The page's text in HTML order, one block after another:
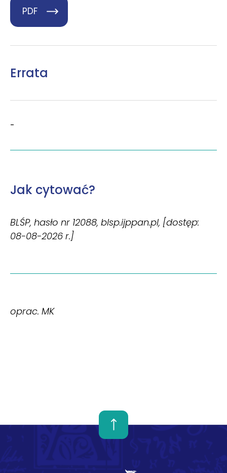
PDF
Errata
-
Jak cytować?
BLŚP, hasło nr 12088, blsp.ijppan.pl, [dostęp:
08-08-2026 r.]
oprac. MK